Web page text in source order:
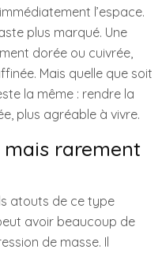
l’espace.
plus marqué. Une
dorée ou cuivrée,
Mais quelle que soit
la même : rendre la
plus agréable à vivre.
mais rarement
atouts de ce type
avoir beaucoup de
de masse. Il